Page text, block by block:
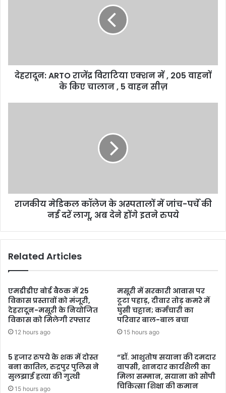
e
देहरादून: ARTO राजेंद्र विराटिया एक्शन में , 205 वाहनों
के किए चालान , 5 वाहन सीज़
राजकीय मेडिकल कॉलेज के अस्पतालों में जांच-पर्चे की
नई दरें लागू, अब देने होंगे इतने रुपये
Related Articles
एमडीडीए बोर्ड बैठक में 25
विकास प्रस्तावों को मंजूरी,
देहरादून-मसूरी के नियोजित
विकास को मिलेगी रफ्तार
12 hours ago
मसूरी में सरकारी आवास पर
टूटा पहाड़, दीवार तोड़ कमरे में
घुसी चट्टान; कर्मचारी का
परिवार बाल-बाल बचा
15 hours ago
5 हजार रुपये के शक में दोस्त
बना कातिल, रुद्रपुर पुलिस ने
सुलझाई हत्या की गुत्थी
15 hours ago
“डॉ. आशुतोष सयाना की दमदार
वापसी, शानदार कार्यशैली का
मिला सम्मान, सयाना को सौंपी
चिकित्सा शिक्षा की कमान